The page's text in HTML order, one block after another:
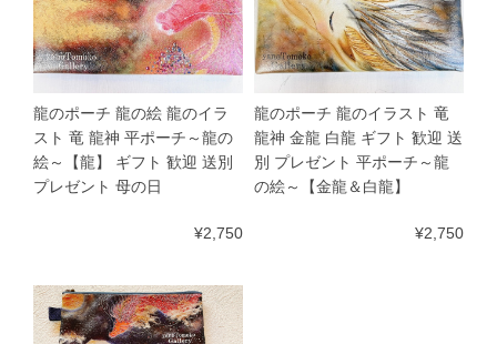
龍のポーチ 龍の絵 龍のイラ
スト 竜 龍神 平ポーチ～龍の
絵～【龍】 ギフト 歓迎 送別
プレゼント 母の日
¥2,750
龍のポーチ 龍のイラスト 竜
龍神 金龍 白龍 ギフト 歓迎 送
別 プレゼント 平ポーチ～龍
の絵～【金龍＆白龍】
¥2,750